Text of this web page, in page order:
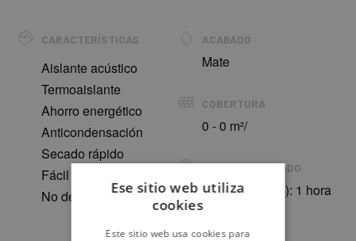
CARACTERÍSTICAS
Aislante acústico
Termoaislante
Ahorro energético
Anticondensación
Secado rápido
Fácil lijado
No descuelga
ACABADO
Mate
COBERTURA
0 - 0 m²/
TIEMPO DE SECADO
(20ºC HR:60%): 1 hora
FORMATOS
Ese sitio web utiliza
cookies
Este sitio web usa cookies para